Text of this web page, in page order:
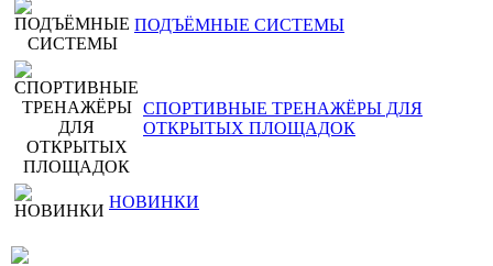
ПОДЪЁМНЫЕ СИСТЕМЫ
СПОРТИВНЫЕ ТРЕНАЖЁРЫ ДЛЯ
ОТКРЫТЫХ ПЛОЩАДОК
НОВИНКИ